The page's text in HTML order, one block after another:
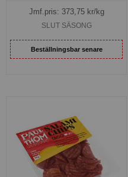
Jmf.pris: 373,75kr/kg
SLUT SÄSONG
Beställningsbar senare